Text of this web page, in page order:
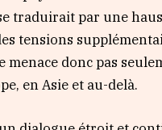
par une
tensions
donc pas
en Asie et au-delà.